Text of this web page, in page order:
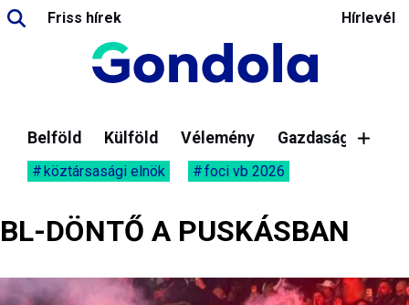
Friss hírek Hírlevél
Belföld Külföld Vélemény Gazdaság
köztársasági elnök foci vb 2026
BL-DÖNTŐ A PUSKÁSBAN